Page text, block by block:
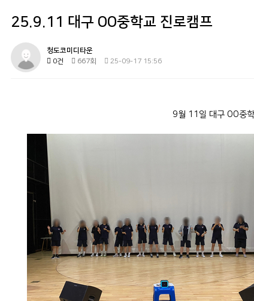
25.9.11 대구 OO중학교 진로캠프
청도코미디타운
0건
667회 25-09-17 15:56
9월 11일 대구 OO중